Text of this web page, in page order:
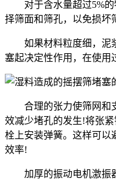
对于含水量超过5%的
择筛面和筛孔，以免损坏
如果材料粒度细，泥
塞起决定性作用，在使用
合理的张力使筛网和
效减少堵孔的发生!将张
栓上安装弹簧。这样可以
效率!
加厚的振动电机激振器